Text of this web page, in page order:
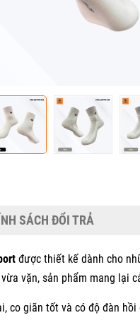
SÁCH ĐỔI TRẢ
được thiết kế dành cho
vặn, sản phẩm mang lại
co giãn tốt và có độ đàn